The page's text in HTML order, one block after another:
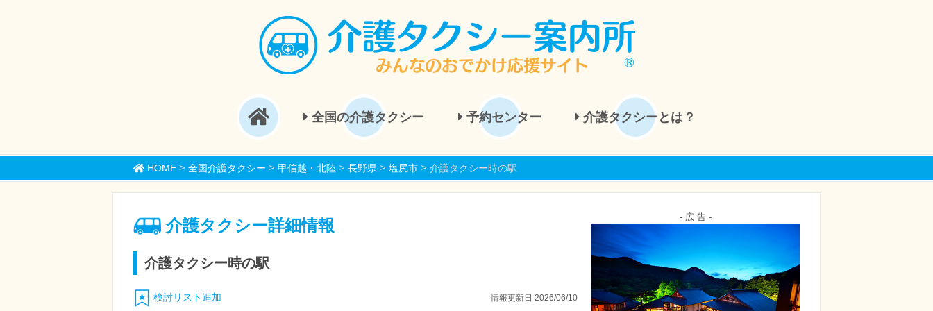
全国の介護タクシー 予約センター 介護タクシーとは？
HOME> 全国介護タクシー > 甲信越・北陸> 長野県 > 塩尻市> 介護タクシー時の駅
介護タクシー詳細情報
介護タクシー時の駅
検討リスト追加 情報更新日 2026/06/10
- 広 告 -